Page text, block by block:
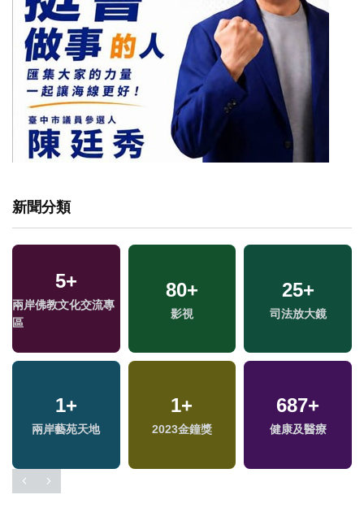
新聞分類
5+
兩岸佛教文化交流專
區
80+
影視
25+
司法放大鏡
1+
兩岸藝苑天地
1+
2023金鐘獎
687+
健康及醫療